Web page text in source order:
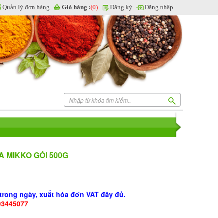
Quản lý đơn hàng Giỏ hàng :(0) Đăng ký Đăng nhập
MIKKO GÓI 500G
ngày, xuất hóa đơn VAT đầy đủ.